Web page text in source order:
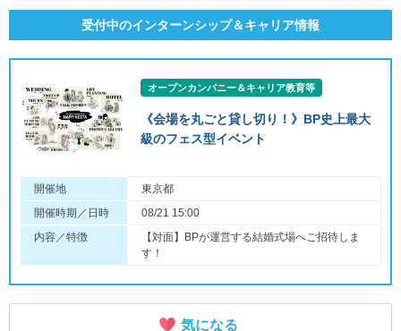
受付中のインターンシップ＆キャリア情報
オープンカンパニー＆キャリア教育等
《会場を丸ごと貸し切り！》BP史上最大
級のフェス型イベント
開催地
東京都
開催時期／日時
08/21 15:00
内容／特徴
【対面】BPが運営する結婚式場へご招待しま
す！
気になる